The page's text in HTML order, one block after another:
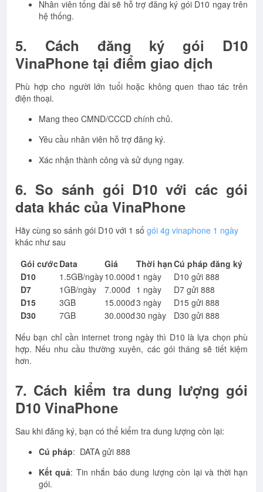
Nhân viên tổng đài sẽ hỗ trợ đăng ký gói D10 ngay trên
hệ thống.
5. Cách đăng ký gói D10
VinaPhone tại điểm giao dịch
Phù hợp cho người lớn tuổi hoặc không quen thao tác trên
điện thoại.
Mang theo CMND/CCCD chính chủ.
Yêu cầu nhân viên hỗ trợ đăng ký.
Xác nhận thành công và sử dụng ngay.
6. So sánh gói D10 với các gói
data khác của VinaPhone
Hãy cùng so sánh gói D10 với 1 số gói 4g vinaphone 1 ngày
khác như sau
Gói cướcData Giá Thời hạnCú pháp đăng ký
D10
1.5GB/ngày10.000đ1 ngày
D10 gửi 888
D7
1GB/ngày 7.000đ 1 ngày
D7 gửi 888
D15
3GB 15.000đ3 ngày
D15 gửi 888
D30
7GB 30.000đ30 ngày
D30 gửi 888
Nếu bạn chỉ cần internet trong ngày thì D10 là lựa chọn phù
hợp. Nếu nhu cầu thường xuyên, các gói tháng sẽ tiết kiệm
hơn.
7. Cách kiểm tra dung lượng gói
D10 VinaPhone
Sau khi đăng ký, bạn có thể kiểm tra dung lượng còn lại:
Cú pháp: DATA gửi 888
Kết quả: Tin nhắn báo dung lượng còn lại và thời hạn
gói.